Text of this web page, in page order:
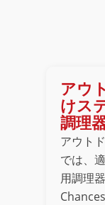
アウ
けス
調理
アウト
では、
用調理